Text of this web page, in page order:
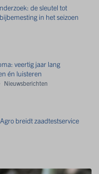
de sleutel tot
in het seizoen
veertig jaar lang
én luisteren
Nieuwsberichten
breidt zaadtestservice